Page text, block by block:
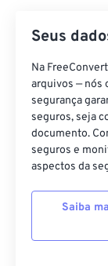
Seus
Na
arquivos — nós
segurança
seguros, seja
documento.
seguros e
aspectos da
Saiba